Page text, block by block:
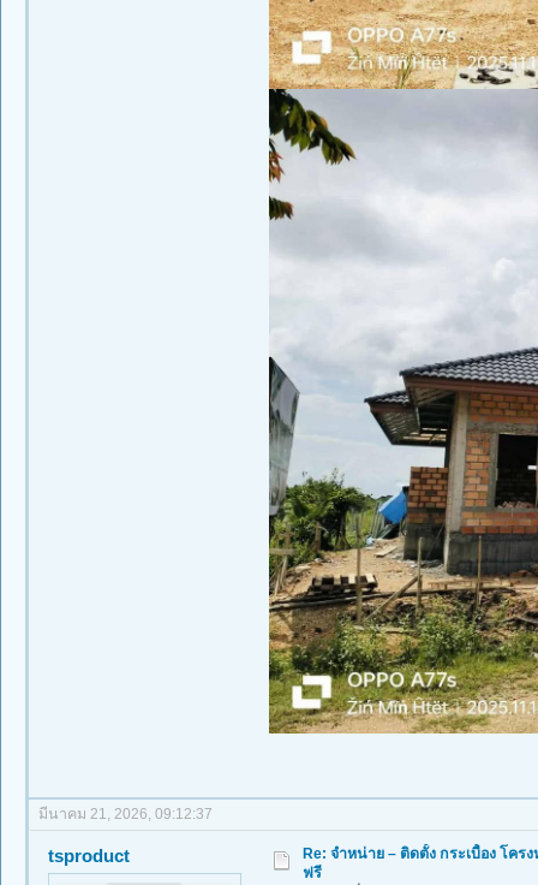
มีนาคม 21, 2026, 09:12:37
tsproduct
Re: จำหน่าย – ติดตั้ง กระเบื้อง โคร
ฟรี